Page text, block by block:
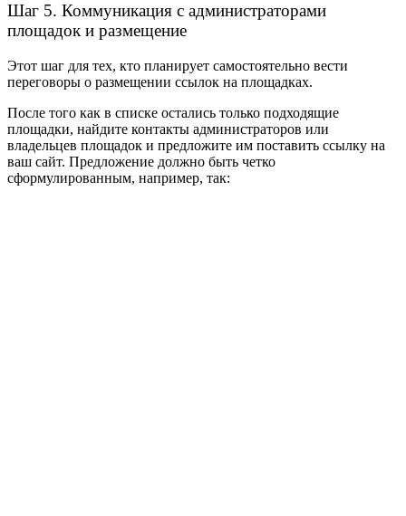
Шаг 5. Коммуникация с администраторами
площадок и размещение
Этот шаг для тех, кто планирует самостоятельно вести
переговоры о размещении ссылок на площадках.
После того как в списке остались только подходящие
площадки, найдите контакты администраторов или
владельцев площадок и предложите им поставить ссылку на
ваш сайт. Предложение должно быть четко
сформулированным, например, так: